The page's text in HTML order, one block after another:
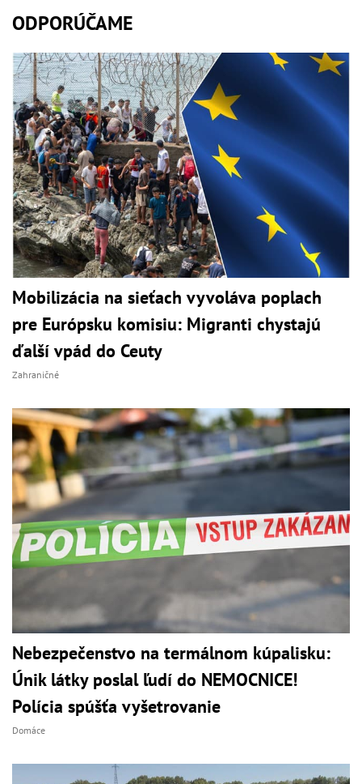
ODPORÚČAME
Mobilizácia na sieťach vyvoláva poplach
pre Európsku komisiu: Migranti chystajú
ďalší vpád do Ceuty
Zahraničné
Nebezpečenstvo na termálnom kúpalisku:
Únik látky poslal ľudí do NEMOCNICE!
Polícia spúšťa vyšetrovanie
Domáce